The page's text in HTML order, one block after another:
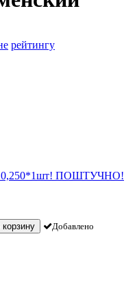
рейтингу
0,250*1шт! ПОШТУЧНО!
Добавлено